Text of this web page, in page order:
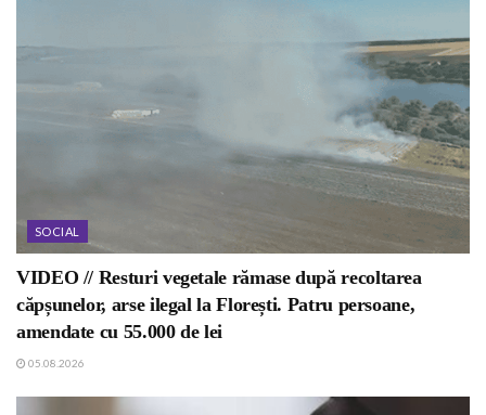
SOCIAL
VIDEO // Resturi vegetale rămase după recoltarea
căpșunelor, arse ilegal la Florești. Patru persoane,
amendate cu 55.000 de lei
05.08.2026